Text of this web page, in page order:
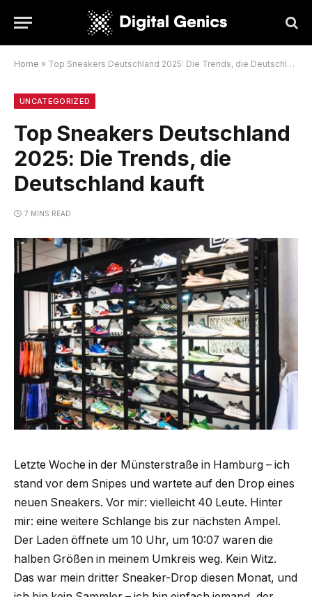
Home » Top Sneakers Deutschland 2025: Die Trends, die Deutschland kauft
UNCATEGORIZED
Top Sneakers Deutschland
2025: Die Trends, die
Deutschland kauft
7 MINS READ
Letzte Woche in der Münsterstraße in Hamburg – ich
stand vor dem Snipes und wartete auf den Drop eines
neuen Sneakers. Vor mir: vielleicht 40 Leute. Hinter
mir: eine weitere Schlange bis zur nächsten Ampel.
Der Laden öffnete um 10 Uhr, um 10:07 waren die
halben Größen in meinem Umkreis weg. Kein Witz.
Das war mein dritter Sneaker-Drop diesen Monat, und